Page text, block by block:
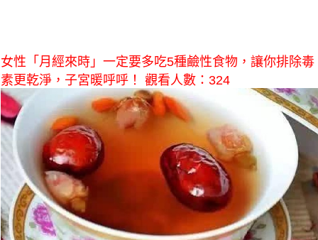
女性「月經來時」一定要多吃5種鹼性食物，讓你排除毒
素更乾淨，子宮暖呼呼！ 觀看人數：324